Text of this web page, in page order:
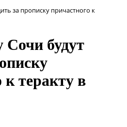
за прописку причастного к
будут
к теракту в